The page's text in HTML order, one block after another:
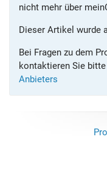
nicht mehr über
Dieser Artikel wurde
Bei Fragen zu dem
kontaktieren Sie
Anbieters